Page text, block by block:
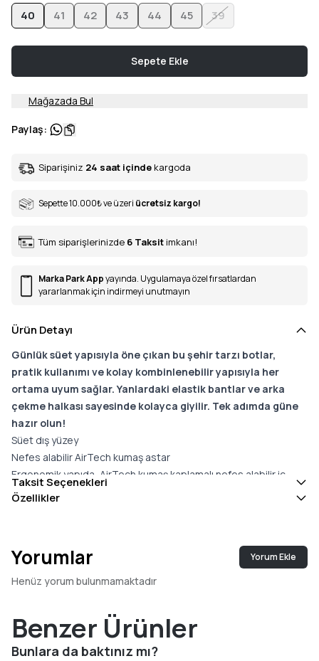
40 41 42 43 44 45 39
Sepete Ekle
Mağazada Bul
Paylaş:
Siparişiniz 24 saat içinde kargoda
Sepette 10.000₺ve üzeri ücretsiz kargo!
Tüm siparişlerinizde 6 Taksit imkanı!
Marka Park Appyayında. Uygulamaya özel fırsatlardan
yararlanmak için indirmeyi unutmayın
Ürün Detayı
Günlük süet yapısıyla öne çıkan bu şehir tarzı botlar,
pratik kullanımı ve kolay kombinlenebilir yapısıyla her
ortama uyum sağlar. Yanlardaki elastik bantlar ve arka
çekme halkası sayesinde kolayca giyilir. Tek adımda güne
hazır olun!
Süet dış yüzey
Nefes alabilir AirTech kumaş astar
Ergonomik yapıda, AirTech kumaş kaplamalı nefes alabilir iç
taban
Standart kalıptır, kendi numaranızı tercih edebilirsiniz
Malzeme:
Dış Yüzey: %80 dana derisi, %20 kumaş
İç Taban: %100 AirTech kumaş
Taban: Kauçuk
İç Taban: Çıkarılabilir
Taksit Seçenekleri
Özellikler
Yorumlar Yorum Ekle
Henüz yorum bulunmamaktadır
Benzer Ürünler
Bunlara da baktınız mı?